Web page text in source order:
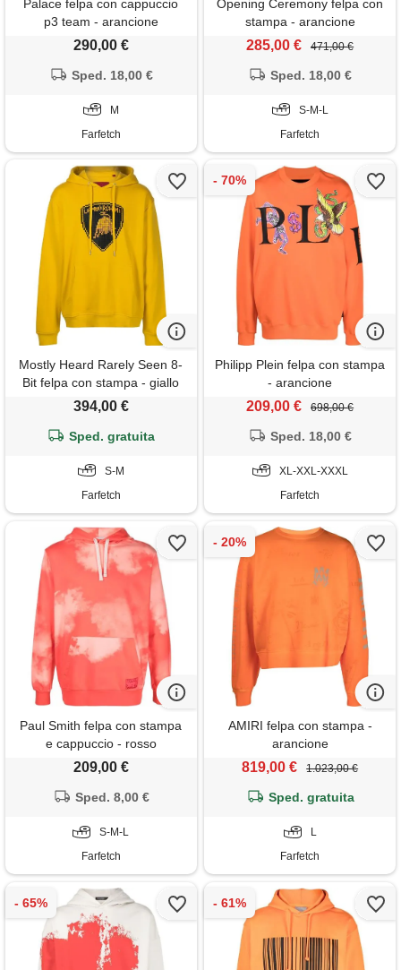
Palace felpa con cappuccio
p3 team - arancione
290,00 €
Sped. 18,00 €
M
Farfetch
Opening Ceremony felpa con
stampa - arancione
285,00 € 471,00 €
Sped. 18,00 €
S-M-L
Farfetch
Mostly Heard Rarely Seen 8-
Bit felpa con stampa - giallo
394,00 €
Sped. gratuita
S-M
Farfetch
Philipp Plein felpa con stampa
- arancione
209,00 € 698,00 €
Sped. 18,00 €
XL-XXL-XXXL
Farfetch
Paul Smith felpa con stampa
e cappuccio - rosso
209,00 €
Sped. 8,00 €
S-M-L
Farfetch
AMIRI felpa con stampa -
arancione
819,00 € 1.023,00 €
Sped. gratuita
L
Farfetch